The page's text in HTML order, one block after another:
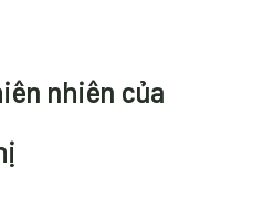
nhiên của